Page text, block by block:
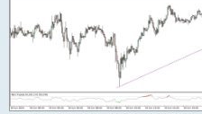
ы
с